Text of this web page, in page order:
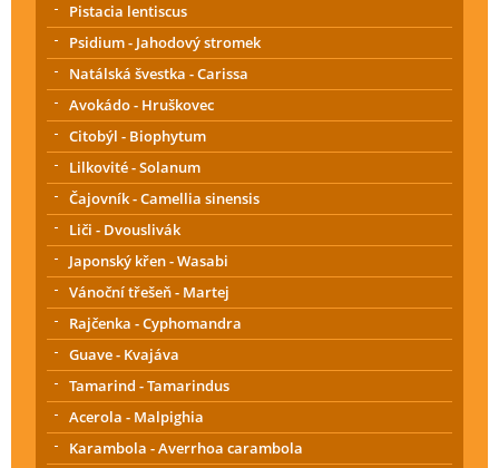
Pistacia lentiscus
Psidium - Jahodový stromek
Natálská švestka - Carissa
Avokádo - Hruškovec
Citobýl - Biophytum
Lilkovité - Solanum
Čajovník - Camellia sinensis
Liči - Dvouslivák
Japonský křen - Wasabi
Vánoční třešeň - Martej
Rajčenka - Cyphomandra
Guave - Kvajáva
Tamarind - Tamarindus
Acerola - Malpighia
Karambola - Averrhoa carambola